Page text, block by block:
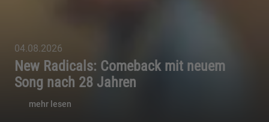
04.08.2026
New Radicals: Comeback mit neuem
Song nach 28 Jahren
mehr lesen